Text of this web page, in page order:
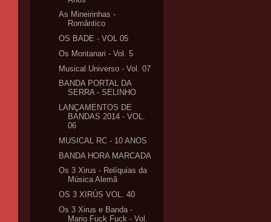
As Mineirinhas -
Romântico
OS BADE - VOL 05
Os Montanari - Vol. 5
Musical Universo - Vol. 07
BANDA PORTAL DA
SERRA - SELINHO
LANÇAMENTOS DE
BANDAS 2014 - VOL.
06
MUSICAL RC - 10 ANOS
BANDA HORA MARCADA
Os 3 Xirus - Relíquias da
Música Alemã
OS 3 XIRÚS VOL. 40
Os 3 Xirus e Banda -
Mario Fuck Fuck - Vol.